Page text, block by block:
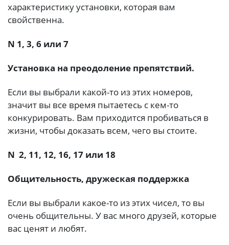
характеристику установки, которая вам
свойственна.
N 1, 3, 6 или 7
Установка на преодоление препятствий.
Если вы выбрали какой-то из этих номеров,
значит вы все время пытаетесь с кем-то
конкурировать. Вам приходится пробиваться в
жизни, чтобы доказать всем, чего вы стоите.
N 2, 11, 12, 16, 17 или 18
Общительность, дружеская поддержка
Если вы выбрали какое-то из этих чисел, то вы
очень общительны. У вас много друзей, которые
вас ценят и любят.